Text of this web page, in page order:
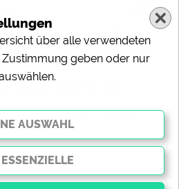
in
Pfalz am See
über alle verwendeten
Zustimmung geben oder nur